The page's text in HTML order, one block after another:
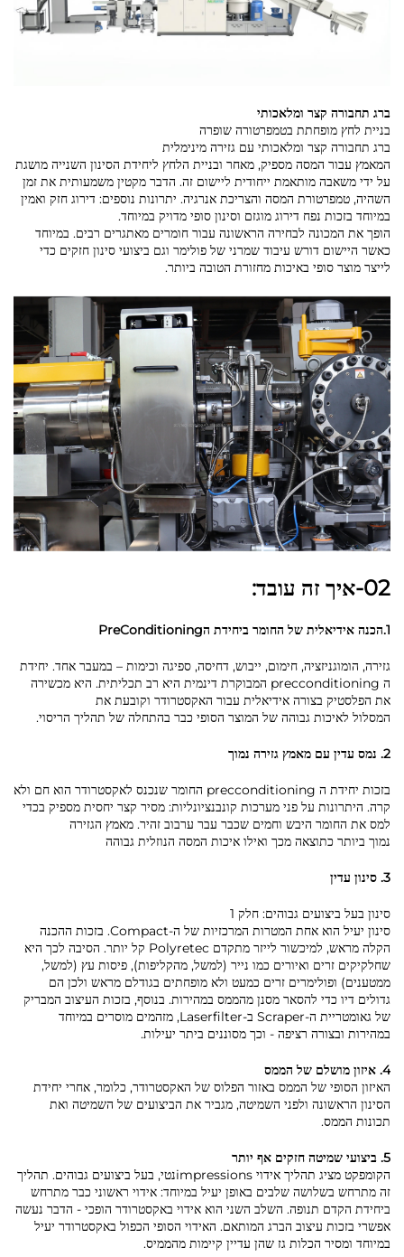
ברג תחבורה קצר ומלאכותי
בניית לחץ מופחתת בטמפרטורה שופרה
ברג תחבורה קצר ומלאכותי עם גזירה מינימלית
המאמץ עבור המסה מספיק, מאחר ובניית הלחץ ליחידת הסינון השנייה מושגת
על ידי משאבה מותאמת ייחודית ליישום זה. הדבר מקטין משמעותית את זמן
השהיה, טמפרטורת המסה והצריכת אנרגיה. יתרונות נוספים: דירוג חזק ואמין
במיוחד בזכות נפח דירוג מוגזם וסינון סופי מדויק במיוחד.
הופך את המכונה לבחירה הראשונה עבור חומרים מאתגרים רבים. במיוחד
כאשר היישום דורש עיבוד שמרני של פולימר וגם ביצועי סינון חזקים כדי
לייצר מוצר סופי באיכות מחזורת הטובה ביותר.
02-איך זה עובד:
1.הכנה אידיאלית של החומר ביחידת הPreConditioning
גזירה, הומוגניזציה, חימום, ייבוש, דחיסה, ספיגה וכימות – במעבר אחד. יחידת
ה precconditioning המבוקרת דינמית היא רב תכליתית. היא מכשירה
את הפלסטיק בצורה אידיאלית עבור האקסטרודר וקובעת את
המסלול לאיכות גבוהה של המוצר הסופי כבר בהתחלה של תהליך הריסוי.
2. נמס עדין עם מאמץ גזירה נמוך
בזכות יחידת ה precconditioning החומר שנכנס לאקסטרודר הוא חם ולא
קרה. היתרונות על פני מערכות קונבנציונליות: מסיר קצר יחסית מספיק בכדי
למס את החומר היבש וחמים שכבר עבר ערבוב זהיר. מאמץ הגזירה
נמוך ביותר כתוצאה מכך ואילו איכות המסה הנוזלית גבוהה
3. סינון עדין
סינון בעל ביצועים גבוהים: חלק 1
סינון יעיל הוא אחת המטרות המרכזיות של ה-Compact. בזכות ההכנה
הקלה מראש, למיכשור לייזר מתקדם Polyretec קל יותר. הסיבה לכך היא
שחלקיקים זרים ואיורים כמו נייר (למשל, מהקליפות), פיסות עץ (למשל,
ממטענים) ופולימרים זרים כמעט ולא מופחתים בגודלם מראש ולכן הם
גדולים דיו כדי להסאר מסנן מהממס במהירות. בנוסף, בזכות העיצוב המבריק
של גאומטריית ה-Scraper ב-Laserfilter, מזהמים מוסרים במיוחד
במהירות ובצורה רציפה - וכך מסוננים ביתר יעילות.
4. איזון מושלם של הממס
האיזון הסופי של הממס באזור הפלוס של האקסטרודר, כלומר, אחרי יחידת
הסינון הראשונה ולפני השמיטה, מגביר את הביצועים של השמיטה ואת
תכונות הממס.
5. ביצועי שמיטה חזקים אף יותר
הקומפקט מציג תהליך אידוי impressionsנטי, בעל ביצועים גבוהים. תהליך
זה מתרחש בשלושה שלבים באופן יעיל במיוחד: אידוי ראשוני כבר מתרחש
ביחידת הקדם תנופה. השלב השני הוא אידוי באקסטרודר הופכי - הדבר נעשה
אפשרי בזכות עיצוב הברג המותאם. האידוי הסופי הכפול באקסטרודר יעיל
במיוחד ומסיר הכלות גז שהן עדיין קיימות מהממיס.